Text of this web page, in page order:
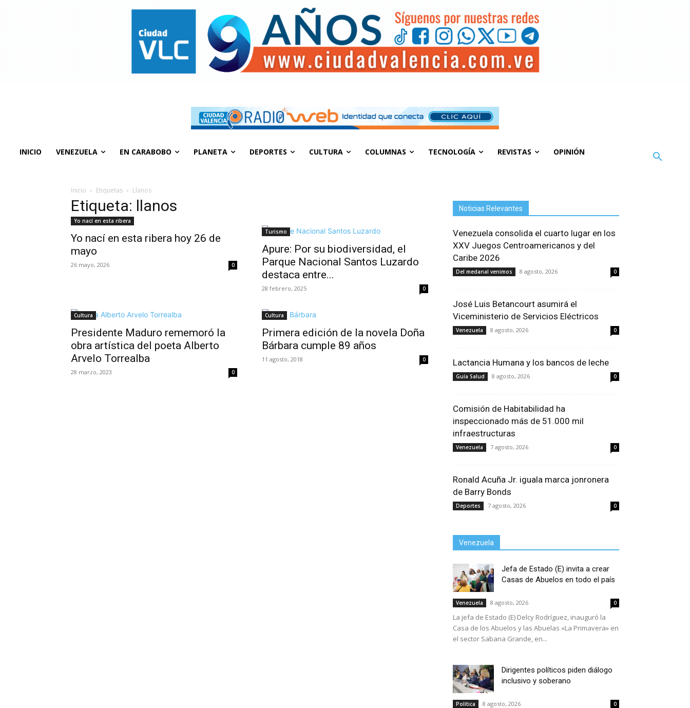
INICIO VENEZUELA EN CARABOBO PLANETA DEPORTES CULTURA COLUMNAS TECNOLOGÍA REVISTAS OPINIÓN
Inicio Etiquetas Llanos
Etiqueta: llanos
Yo nací en esta ribera
Yo nací en esta ribera hoy 26 de
mayo
26 mayo, 2026 0
Turismo
Apure: Por su biodiversidad, el
Parque Nacional Santos Luzardo
destaca entre...
28 febrero, 2025 0
Cultura
Presidente Maduro rememoró la
obra artística del poeta Alberto
Arvelo Torrealba
28 marzo, 2023 0
Cultura
Primera edición de la novela Doña
Bárbara cumple 89 años
11 agosto, 2018 0
Noticias Relevantes
Venezuela consolida el cuarto lugar en los
XXV Juegos Centroamericanos y del
Caribe 2026
Del medanal venimos 8 agosto, 2026 0
José Luis Betancourt asumirá el
Viceministerio de Servicios Eléctricos
Venezuela 8 agosto, 2026 0
Lactancia Humana y los bancos de leche
Guía Salud 8 agosto, 2026 0
Comisión de Habitabilidad ha
inspeccionado más de 51.000 mil
infraestructuras
Venezuela 7 agosto, 2026 0
Ronald Acuña Jr. iguala marca jonronera
de Barry Bonds
Deportes 7 agosto, 2026 0
Venezuela
Jefa de Estado (E) invita a crear
Casas de Abuelos en todo el país
Venezuela 8 agosto, 2026 0
La jefa de Estado (E) Delcy Rodríguez, inauguró la
Casa de los Abuelos y las Abuelas «La Primavera» en
el sector Sabana Grande, en...
Dirigentes políticos piden diálogo
inclusivo y soberano
Política 8 agosto, 2026 0